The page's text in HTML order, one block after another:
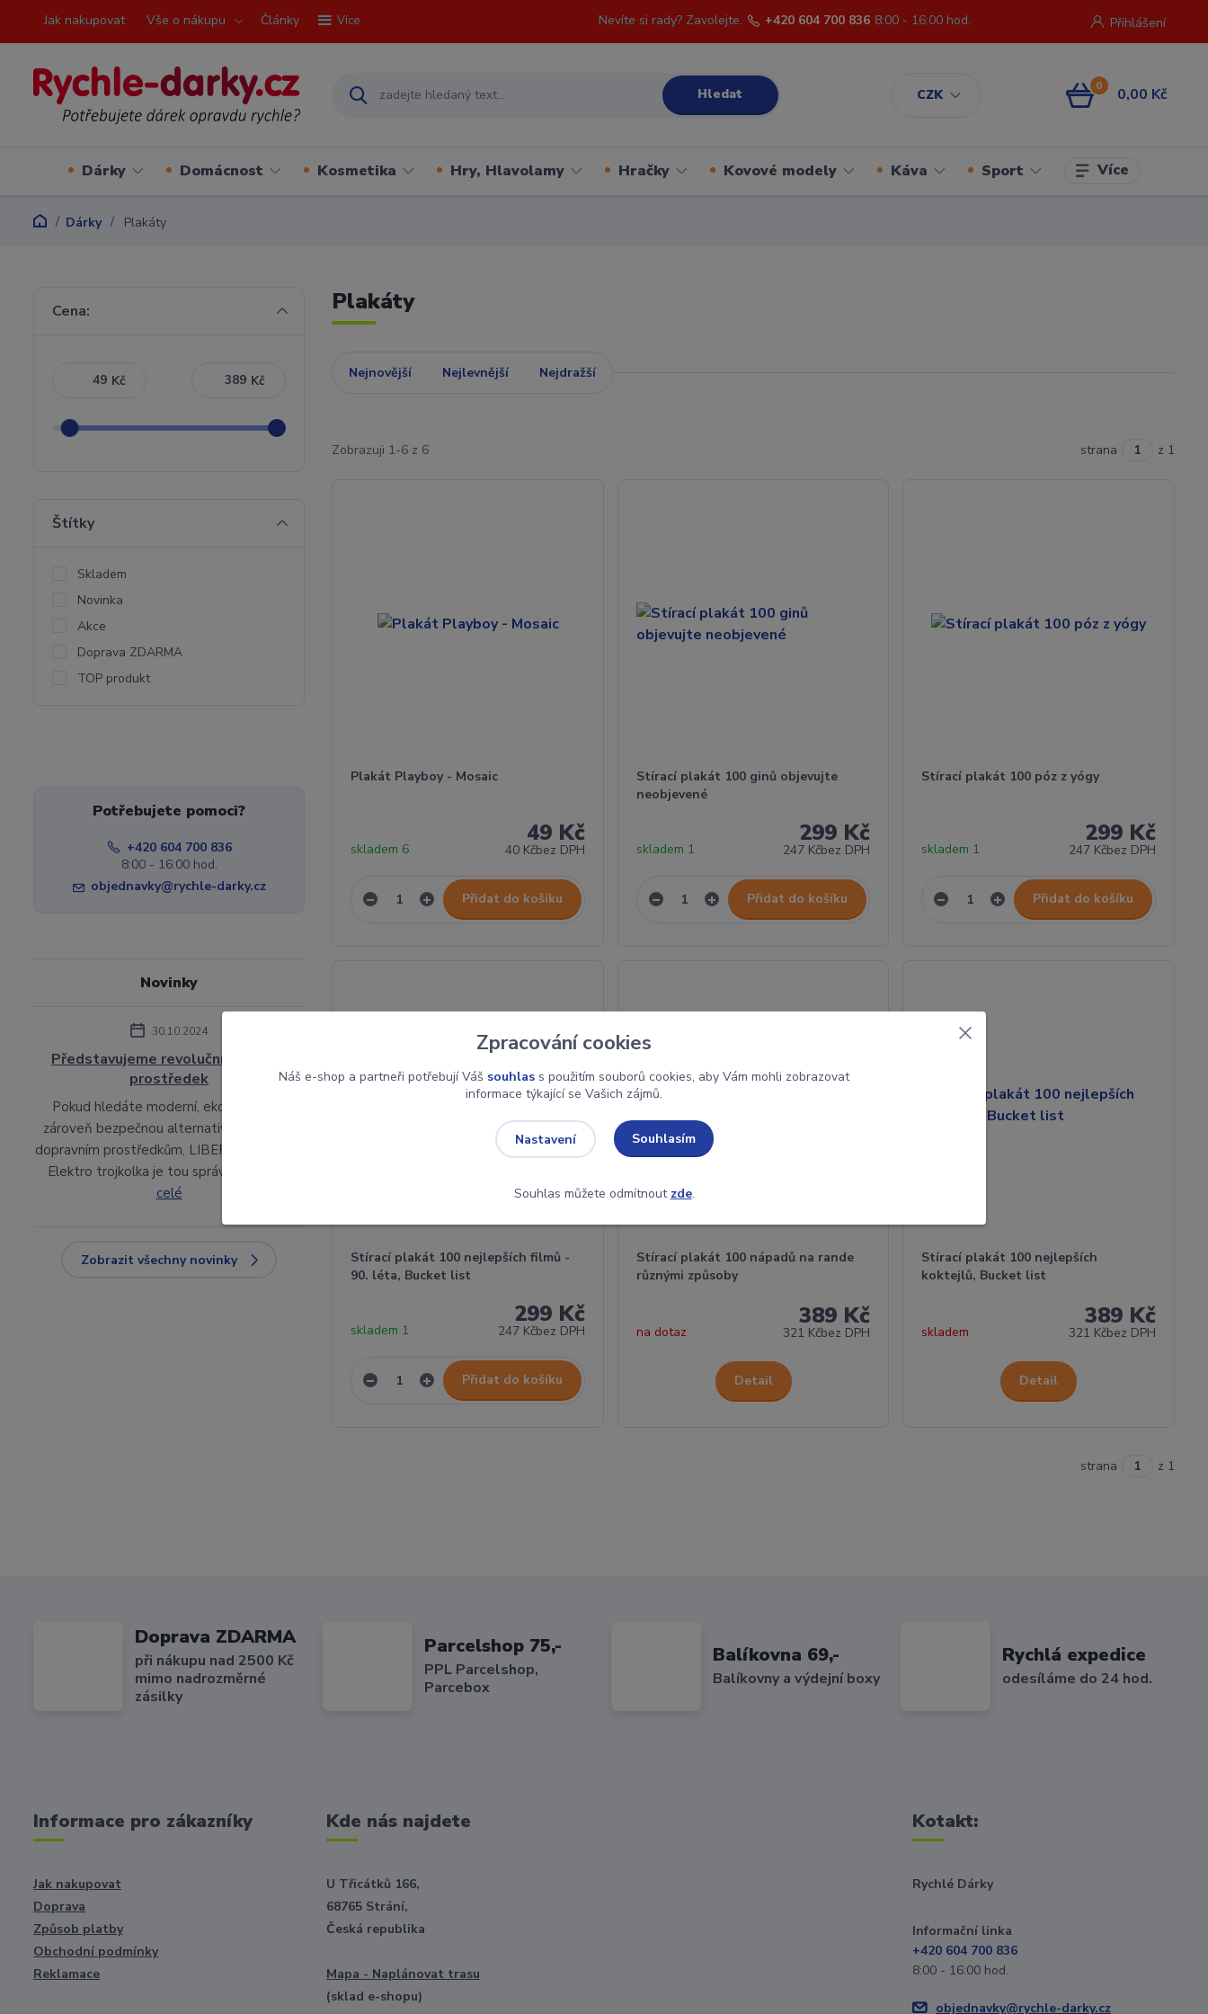
Jak nakupovat Vše o nákupu Články Více
CZK
Přihlášení
Hledat
Nevíte si rady? Zavolejte. +420 604 700 836 8:00 - 16:00 hod.
0 0,00 Kč
Dárky Domácnost Kosmetika Hry, Hlavolamy Hračky Kovové modely Káva Sport Více
Dárky Plakáty
Plakáty
Nejnovější Nejlevnější Nejdražší
Zobrazuji 1-6 z 6 strana z 1
Plakát Playboy - Mosaic
49 Kč
40 Kčbez DPH
skladem 6
Přidat do košíku
Stírací plakát 100 ginů objevujte
neobjevené
299 Kč
247 Kčbez DPH
skladem 1
Přidat do košíku
Stírací plakát 100 póz z yógy
299 Kč
247 Kčbez DPH
skladem 1
Přidat do košíku
Stírací plakát 100 nejlepších filmů -
90. léta, Bucket list
299 Kč
247 Kčbez DPH
skladem 1
Přidat do košíku
Stírací plakát 100 nápadů na rande
různými způsoby
389 Kč
321 Kčbez DPH
na dotaz
Detail
Stírací plakát 100 nejlepších
koktejlů, Bucket list
389 Kč
321 Kčbez DPH
skladem
Detail
strana z 1
Cena:
Kč Kč
Štítky
Skladem
Novinka
Akce
Doprava ZDARMA
TOP produkt
Potřebujete pomoci?
+420 604 700 836
8:00 - 16:00 hod.
objednavky@rychle-darky.cz
Novinky
30.10.2024
Představujeme revoluční dopravní
prostředek
Pokud hledáte moderní, ekologickou a
zároveň bezpečnou alternativu k běžným
dopravním prostředkům, LIBERTY TRINITY
Elektro trojkolka je tou správnou v...
celé
Zobrazit všechny novinky
Doprava ZDARMA
při nákupu nad 2500 Kč
mimo nadrozměrné
zásilky
Parcelshop 75,-
PPL Parcelshop,
Parcebox
Balíkovna 69,-
Balíkovny a výdejní boxy
Rychlá expedice
odesíláme do 24 hod.
Informace pro zákazníky
Jak nakupovat
Doprava
Způsob platby
Obchodní podmínky
Reklamace
Kde nás najdete
U Třicátků 166,
68765 Strání,
Česká republika
Mapa - Naplánovat trasu
(sklad e-shopu)
Kotakt:
Rychlé Dárky
Informační linka
+420 604 700 836
8:00 - 16:00 hod.
objednavky@rychle-darky.cz
Zpracování cookies
Náš e-shop a partneři potřebují Váš souhlass použitím souborů cookies, aby Vám mohli zobrazovat
informace týkající se Vašich zájmů.
Nastavení Souhlasím
Souhlas můžete odmítnout zde.